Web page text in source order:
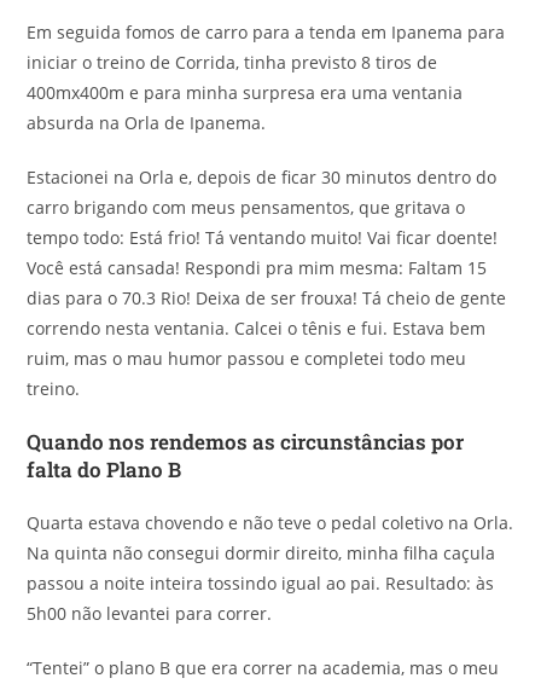
Em seguida fomos de carro para a tenda em Ipanema para
iniciar o treino de Corrida, tinha previsto 8 tiros de
400mx400m e para minha surpresa era uma ventania
absurda na Orla de Ipanema.
Estacionei na Orla e, depois de ficar 30 minutos dentro do
carro brigando com meus pensamentos, que gritava o
tempo todo: Está frio! Tá ventando muito! Vai ficar doente!
Você está cansada! Respondi pra mim mesma: Faltam 15
dias para o 70.3 Rio! Deixa de ser frouxa! Tá cheio de gente
correndo nesta ventania. Calcei o tênis e fui. Estava bem
ruim, mas o mau humor passou e completei todo meu
treino.
Quando nos rendemos as circunstâncias por
falta do Plano B
Quarta estava chovendo e não teve o pedal coletivo na Orla.
Na quinta não consegui dormir direito, minha filha caçula
passou a noite inteira tossindo igual ao pai. Resultado: às
5h00 não levantei para correr.
“Tentei” o plano B que era correr na academia, mas o meu